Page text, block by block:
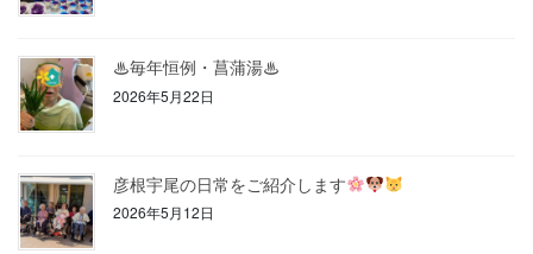
♨毎年恒例・菖蒲湯♨
2026年5月22日
彦根宇尾の日常をご紹介します
2026年5月12日